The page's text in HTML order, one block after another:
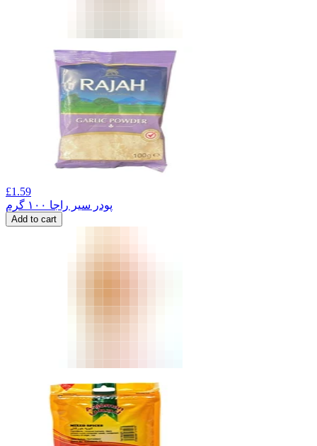
£1.59
پودر سیر راجا ۱۰۰ گرم
Add to cart